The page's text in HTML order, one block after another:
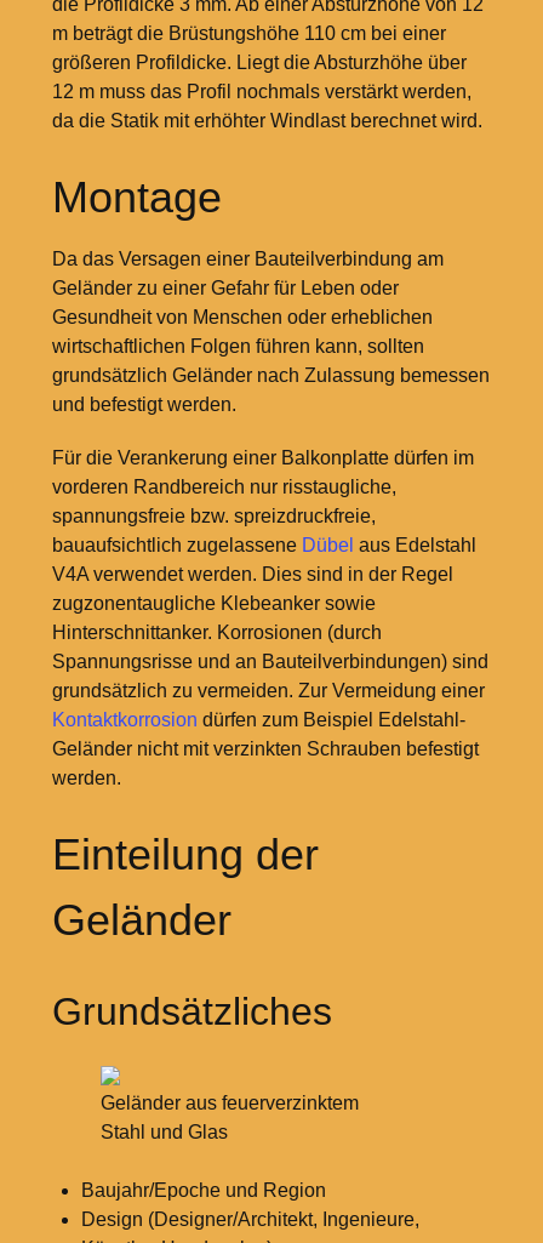
m beträgt die Brüstungshöhe 110 cm bei einer
größeren Profildicke. Liegt die Absturzhöhe über
12 m muss das Profil nochmals verstärkt werden,
da die Statik mit erhöhter Windlast berechnet wird.
Montage
Da das Versagen einer Bauteilverbindung am
Geländer zu einer Gefahr für Leben oder
Gesundheit von Menschen oder erheblichen
wirtschaftlichen Folgen führen kann, sollten
grundsätzlich Geländer nach Zulassung bemessen
und befestigt werden.
Für die Verankerung einer Balkonplatte dürfen im
vorderen Randbereich nur risstaugliche,
spannungsfreie bzw. spreizdruckfreie,
bauaufsichtlich zugelassene Dübel aus Edelstahl
V4A verwendet werden. Dies sind in der Regel
zugzonentaugliche Klebeanker sowie
Hinterschnittanker. Korrosionen (durch
Spannungsrisse und an Bauteilverbindungen) sind
grundsätzlich zu vermeiden. Zur Vermeidung einer
Kontaktkorrosion dürfen zum Beispiel Edelstahl-
Geländer nicht mit verzinkten Schrauben befestigt
werden.
Einteilung der
Geländer
Grundsätzliches
Geländer aus feuerverzinktem
Stahl und Glas
Baujahr/Epoche und Region
Design (Designer/Architekt, Ingenieure,